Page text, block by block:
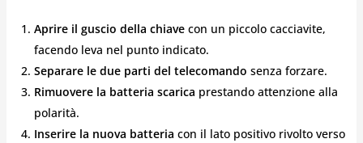
Aprire il guscio della chiavecon un piccolo cacciavite,
facendo leva nel punto indicato.
Separare le due parti del telecomando senza forzare.
Rimuovere la batteria scarica prestando attenzione alla
polarità.
Inserire la nuova batteria con il lato positivo rivolto verso